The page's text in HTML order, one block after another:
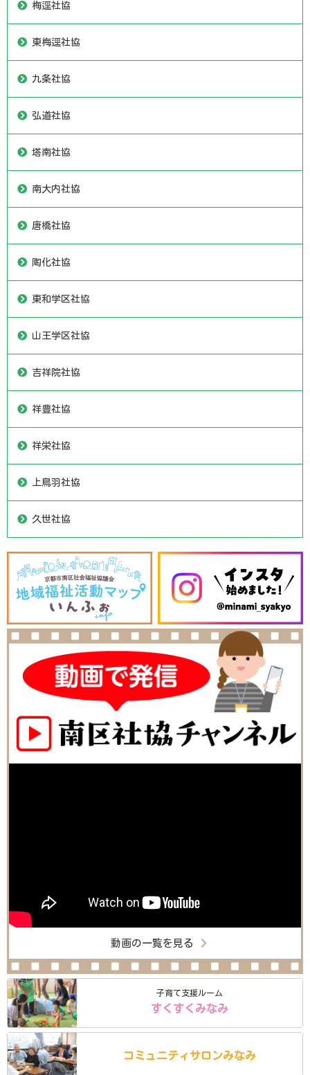
梅逕社協
東梅逕社協
九条社協
弘道社協
塔南社協
南大内社協
唐橋社協
陶化社協
東和学区社協
山王学区社協
吉祥院社協
祥豊社協
祥栄社協
上鳥羽社協
久世社協
動画の一覧を見る
子育て支援ルーム
すくすくみなみ
コミュニティ サロンみなみ